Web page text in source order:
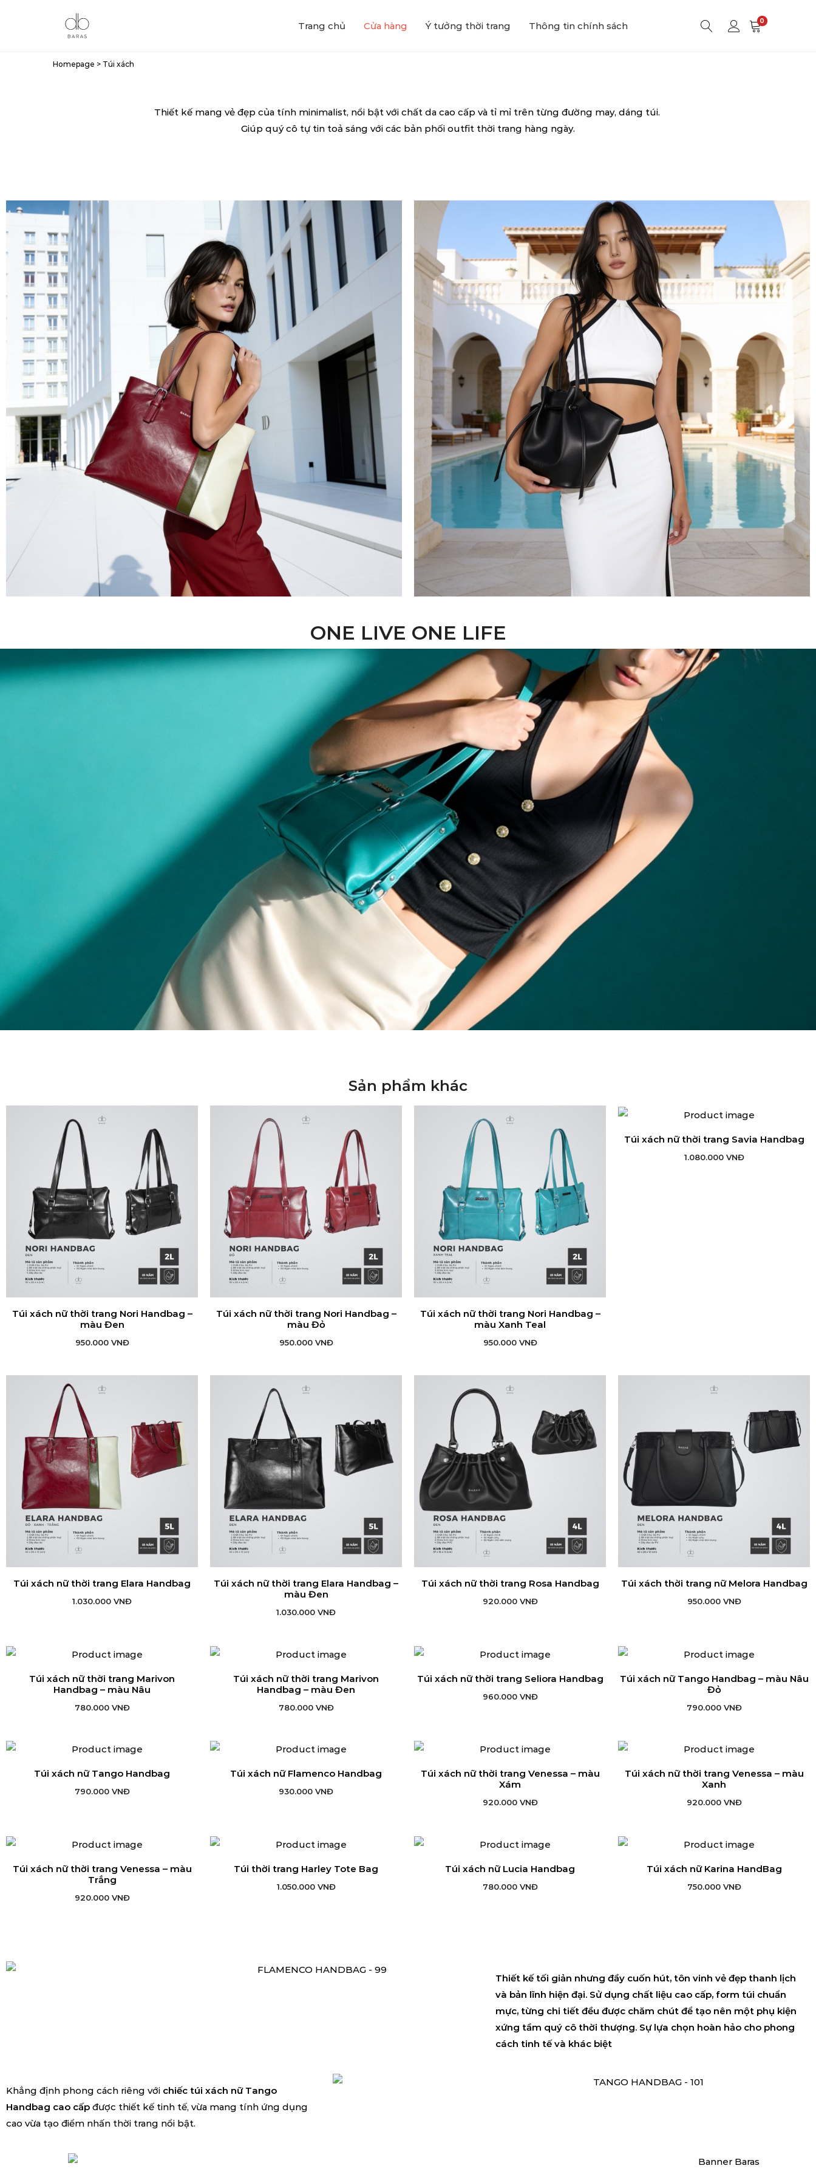
Trang chủ Cửa hàng Ý tưởng thời trang Thông tin chính sách 0
Homepage > Túi xách
Thiết kế mang vẻ đẹp của tính minimalist, nổi bật với chất da cao cấp và tỉ mỉ trên từng đường may, dáng túi.
Giúp quý cô tự tin toả sáng với các bản phối outfit thời trang hàng ngày.
ONE LIVE ONE LIFE
Sản phẩm khác
THÊM VÀO GIỎ HÀNG
Túi xách nữ thời trang Nori Handbag –
màu Đen
950.000 VNĐ
THÊM VÀO GIỎ HÀNG
Túi xách nữ thời trang Nori Handbag –
màu Đỏ
950.000 VNĐ
THÊM VÀO GIỎ HÀNG
Túi xách nữ thời trang Nori Handbag –
màu Xanh Teal
950.000 VNĐ
THÊM VÀO GIỎ HÀNG
Túi xách nữ thời trang Savia Handbag
1.080.000 VNĐ
THÊM VÀO GIỎ HÀNG
Túi xách nữ thời trang Elara Handbag
1.030.000 VNĐ
THÊM VÀO GIỎ HÀNG
Túi xách nữ thời trang Elara Handbag –
màu Đen
1.030.000 VNĐ
THÊM VÀO GIỎ HÀNG
Túi xách nữ thời trang Rosa Handbag
920.000 VNĐ
THÊM VÀO GIỎ HÀNG
Túi xách thời trang nữ Melora Handbag
950.000 VNĐ
THÊM VÀO GIỎ HÀNG
Túi xách nữ thời trang Marivon
Handbag – màu Nâu
780.000 VNĐ
THÊM VÀO GIỎ HÀNG
Túi xách nữ thời trang Marivon
Handbag – màu Đen
780.000 VNĐ
THÊM VÀO GIỎ HÀNG
Túi xách nữ thời trang Seliora Handbag
960.000 VNĐ
THÊM VÀO GIỎ HÀNG
Túi xách nữ Tango Handbag – màu Nâu
Đỏ
790.000 VNĐ
THÊM VÀO GIỎ HÀNG
Túi xách nữ Tango Handbag
790.000 VNĐ
THÊM VÀO GIỎ HÀNG
Túi xách nữ Flamenco Handbag
930.000 VNĐ
THÊM VÀO GIỎ HÀNG
Túi xách nữ thời trang Venessa – màu
Xám
920.000 VNĐ
THÊM VÀO GIỎ HÀNG
Túi xách nữ thời trang Venessa – màu
Xanh
920.000 VNĐ
THÊM VÀO GIỎ HÀNG
Túi xách nữ thời trang Venessa – màu
Trắng
920.000 VNĐ
THÊM VÀO GIỎ HÀNG
Túi thời trang Harley Tote Bag
1.050.000 VNĐ
THÊM VÀO GIỎ HÀNG
Túi xách nữ Lucia Handbag
780.000 VNĐ
THÊM VÀO GIỎ HÀNG
Túi xách nữ Karina HandBag
750.000 VNĐ
Thiết kế tối giản nhưng đầy cuốn hút, tôn vinh vẻ đẹp thanh lịch
và bản lĩnh hiện đại. Sử dụng chất liệu cao cấp, form túi chuẩn
mực, từng chi tiết đều được chăm chút để tạo nên một phụ kiện
xứng tầm quý cô thời thượng. Sự lựa chọn hoàn hảo cho phong
cách tinh tế và khác biệt
Khẳng định phong cách riêng với chiếc túi xách nữ Tango
Handbag cao cấp được thiết kế tinh tế, vừa mang tính ứng dụng
cao vừa tạo điểm nhấn thời trang nổi bật.